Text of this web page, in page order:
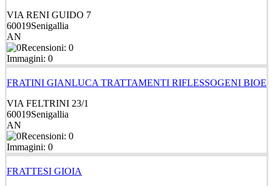
VIA RENI GUIDO 7
60019Senigallia
AN
Recensioni: 0
Immagini: 0
FRATINI GIANLUCA TRATTAMENTI RIFLESSOGENI BIOE
VIA FELTRINI 23/1
60019Senigallia
AN
Recensioni: 0
Immagini: 0
FRATTESI GIOIA